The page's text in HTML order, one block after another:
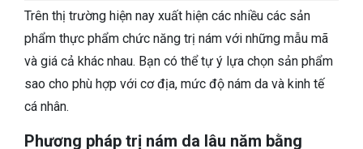
Trên thị trường hiện nay xuất hiện các nhiều các sản
phẩm thực phẩm chức năng trị nám với những mẫu mã
và giá cả khác nhau. Bạn có thể tự ý lựa chọn sản phẩm
sao cho phù hợp với cơ địa, mức độ nám da và kinh tế
cá nhân.
Phương pháp trị nám da lâu năm bằng